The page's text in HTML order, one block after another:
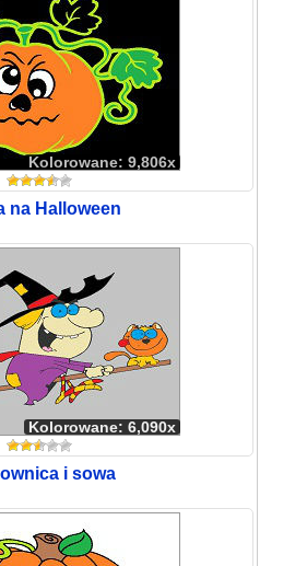
Kolorowane: 9,806x
na Halloween
Kolorowane: 6,090x
i sowa